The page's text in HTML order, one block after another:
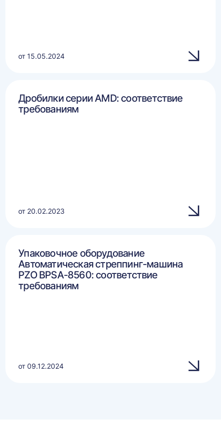
от 15.05.2024
Дробилки серии AMD: соответствие
требованиям
от 20.02.2023
Упаковочное оборудование
Автоматическая стреппинг-машина
PZO BPSA-8560: соответствие
требованиям
от 09.12.2024